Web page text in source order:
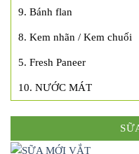
9. Bánh flan
8. Kem nhãn / Kem chuối
5. Fresh Paneer
10. NƯỚC MÁT